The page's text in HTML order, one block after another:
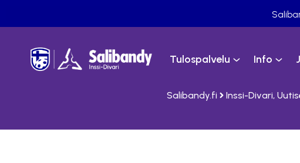
Tulospalvelu Info
Salibandy.fi Inssi-Divari,